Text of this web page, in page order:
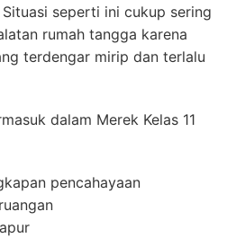
seperti ini cukup sering
rumah tangga karena
terdengar mirip dan terlalu
dalam Merek Kelas 11
pencahayaan